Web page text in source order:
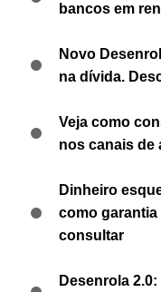
bancos em
Novo
na dívida.
Veja como
nos canais de
Dinheiro
como
consultar
Desenrola